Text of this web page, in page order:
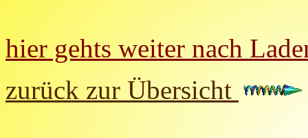
hier gehts weiter nach
zurück zur Übersicht